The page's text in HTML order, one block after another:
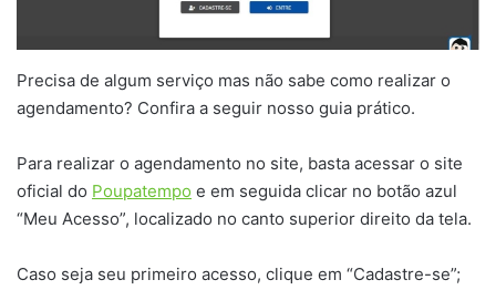
Precisa de algum serviço mas não sabe como realizar o
agendamento? Confira a seguir nosso guia prático.
Para realizar o agendamento no site, basta acessar o site
oficial do Poupatempo e em seguida clicar no botão azul
“Meu Acesso”, localizado no canto superior direito da tela.
Caso seja seu primeiro acesso, clique em “Cadastre-se”;